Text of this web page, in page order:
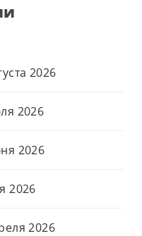
2026
2026
2026
2026
2026